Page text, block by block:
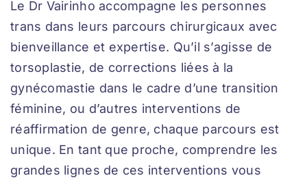
Le Dr Vairinho accompagne les personnes
trans dans leurs parcours chirurgicaux avec
bienveillance et expertise. Qu’il s’agisse de
torsoplastie, de corrections liées à la
gynécomastie dans le cadre d’une transition
féminine, ou d’autres interventions de
réaffirmation de genre, chaque parcours est
unique. En tant que proche, comprendre les
grandes lignes de ces interventions vous